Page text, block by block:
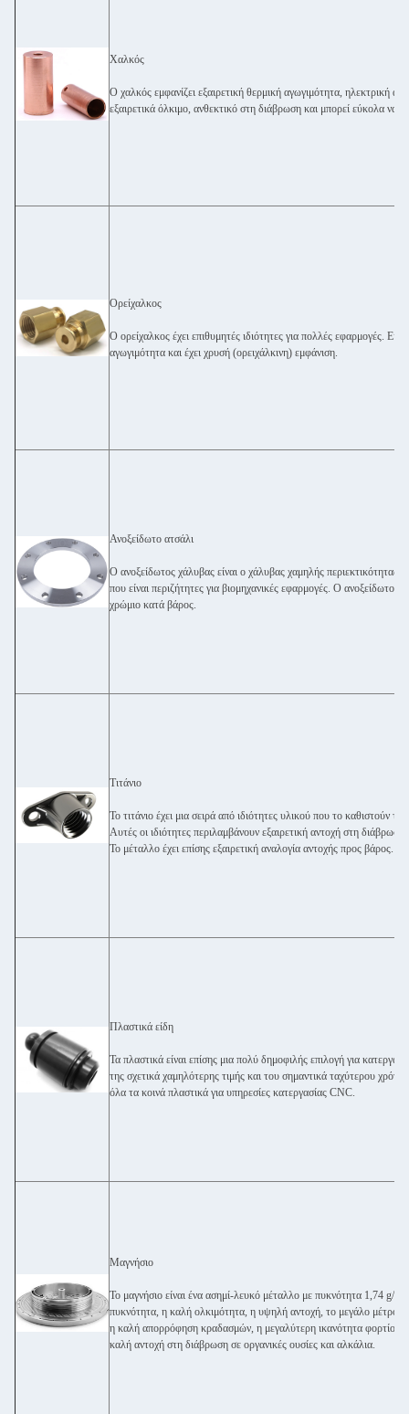
Χαλκός
Ο χαλκός εμφανίζει εξαιρετική θερμική αγωγιμότητα, ηλεκτρική
εξαιρετικά όλκιμο, ανθεκτικό στη διάβρωση και μπορεί εύκολα να
Ορείχαλκος
Ο ορείχαλκος έχει επιθυμητές ιδιότητες για πολλές εφαρμογές.
αγωγιμότητα και έχει χρυσή (ορειχάλκινη) εμφάνιση.
Ανοξείδωτο ατσάλι
Ο ανοξείδωτος χάλυβας είναι ο χάλυβας χαμηλής περιεκτικότητας
που είναι περιζήτητες για βιομηχανικές εφαρμογές. Ο ανοξείδωτος
χρώμιο κατά βάρος.
Τιτάνιο
Το τιτάνιο έχει μια σειρά από ιδιότητες υλικού που το καθιστούν
Αυτές οι ιδιότητες περιλαμβάνουν εξαιρετική αντοχή στη
Το μέταλλο έχει επίσης εξαιρετική αναλογία αντοχής προς βάρος.
Πλαστικά είδη
Τα πλαστικά είναι επίσης μια πολύ δημοφιλής επιλογή για
της σχετικά χαμηλότερης τιμής και του σημαντικά ταχύτερου
όλα τα κοινά πλαστικά για υπηρεσίες κατεργασίας CNC.
Μαγνήσιο
Το μαγνήσιο είναι ένα ασημί-λευκό μέταλλο με πυκνότητα 1,74 g/
πυκνότητα, η καλή ολκιμότητα, η υψηλή αντοχή, το μεγάλο μέτρο
η καλή απορρόφηση κραδασμών, η μεγαλύτερη ικανότητα φορτίου
καλή αντοχή στη διάβρωση σε οργανικές ουσίες και αλκάλια.